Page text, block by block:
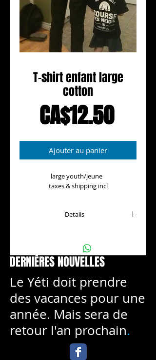
T-shirt enfant large
cotton
CA$12.50Prix
Ajouter au panier
large youth/jeune
taxes & shipping incl
Details
5½ ans 46'' 43 lbs (xtra small
youth/jeune)
DERNIÈRES NOUVELLES
Le Yéti doit prendre
des vacances pour une
année. Mais sera de
retour l'an prochain.